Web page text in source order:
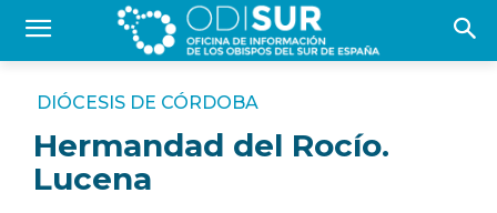
DIÓCESIS DE CÓRDOBA
Hermandad del Rocío.
Lucena